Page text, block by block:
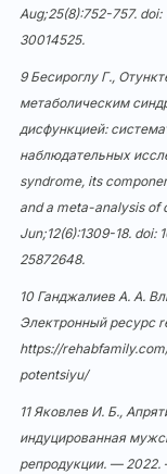
Aug;25(8):752-757. doi:
30014525.
9 Бесироглу Г.,
метаболическим
дисфункцией:
наблюдательных
syndrome, its
and a meta-analysis of
Jun;12(6):1309-18. doi:
25872648.
10 Ганджалиев А. А.
Электронный ресурс
https://
potentsiyu/
11 Яковлев И. Б.,
индуцированная
репродукции. — 2022.